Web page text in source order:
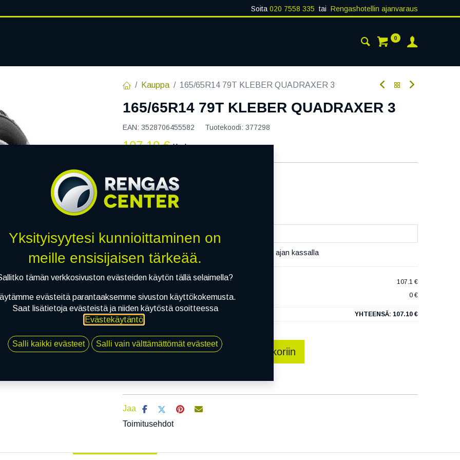
Soita 020 7558 335 tai Rengashotellin ajanvaraus
0
Kauppa 165/65R14 79T KLEBER QUADRAXER 3
165/65R14 79T KLEBER QUADRAXER 3
EAN: 3528706455582 Tuotekoodi: 377298
107,10€ / kpl
Toimittajilla (ulkomaa):
Toimitusaika:
Mikäli valitset asennuksen, pääset varaamaan ajan kassalla
1X 165/65R14 79T KLEBER QUADRAXER 3
107.1 €
EI ASENNUSTA
0 €
YHTEENSÄ: 107.10 €
Lisää ostoskoriin
Jaa
Toimitusehdot
Yksityisyytesi kunnioittaminen on
meille ensisijaisen tärkeää.
tämän verkkosivuston evästeiden käytön tällä selaimella?
evästeitä parantaaksemme sivuston käyttökokemusta.
Saat lisätietoja evästeistä ja niiden käytöstä osoitteessa
Evästekäytäntö.
Salli kaikki evästeet Salli vain välttämättömät evästeet